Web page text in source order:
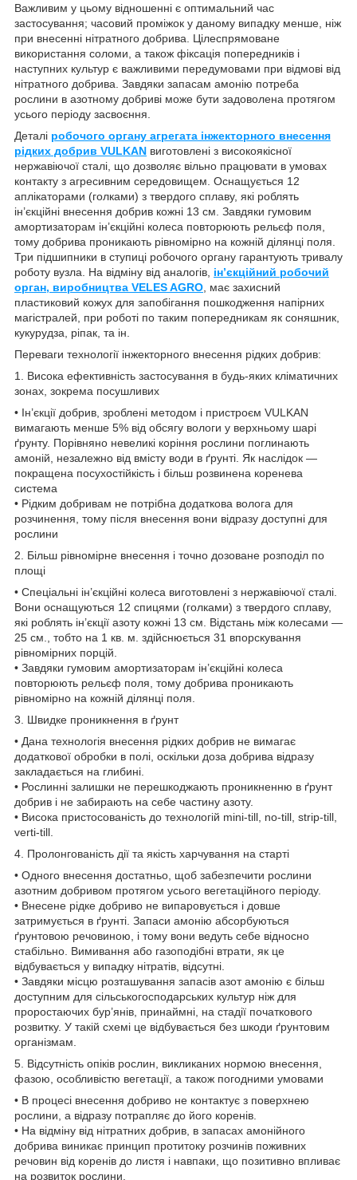
Важливим у цьому відношенні є оптимальний час
застосування; часовий проміжок у даному випадку менше, ніж
при внесенні нітратного добрива. Цілеспрямоване
використання соломи, а також фіксація попередників і
наступних культур є важливими передумовами при відмові від
нітратного добрива. Завдяки запасам амонію потреба
рослини в азотному добриві може бути задоволена протягом
усього періоду засвоєння.
Деталі робочого органу агрегата інжекторного внесення
рідких добрив VULKAN виготовлені з високоякісної
нержавіючої сталі, що дозволяє вільно працювати в умовах
контакту з агресивним середовищем. Оснащується 12
аплікаторами (голками) з твердого сплаву, які роблять
ін’єкційні внесення добрив кожні 13 см. Завдяки гумовим
амортизаторам ін’єкційні колеса повторюють рельєф поля,
тому добрива проникають рівномірно на кожній ділянці поля.
Три підшипники в ступиці робочого органу гарантують тривалу
роботу вузла. На відміну від аналогів, ін’єкційний робочий
орган, виробництва VELES AGRO , має захисний
пластиковий кожух для запобігання пошкодження напірних
магістралей, при роботі по таким попередникам як соняшник,
кукурудза, ріпак, та ін.
Переваги технології інжекторного внесення рідких добрив:
1. Висока ефективність застосування в будь-яких кліматичних
зонах, зокрема посушливих
• Ін’єкції добрив, зроблені методом і пристроєм VULKAN
вимагають менше 5% від обсягу вологи у верхньому шарі
ґрунту. Порівняно невеликі коріння рослини поглинають
амоній, незалежно від вмісту води в ґрунті. Як наслідок —
покращена посухостійкість і більш розвинена коренева
система
• Рідким добривам не потрібна додаткова волога для
розчинення, тому після внесення вони відразу доступні для
рослини
2. Більш рівномірне внесення і точно дозоване розподіл по
площі
• Спеціальні ін’єкційні колеса виготовлені з нержавіючої сталі.
Вони оснащуються 12 спицями (голками) з твердого сплаву,
які роблять ін’єкції азоту кожні 13 см. Відстань між колесами —
25 см., тобто на 1 кв. м. здійснюється 31 впорскування
рівномірних порцій.
• Завдяки гумовим амортизаторам ін’єкційні колеса
повторюють рельєф поля, тому добрива проникають
рівномірно на кожній ділянці поля.
3. Швидке проникнення в ґрунт
• Дана технологія внесення рідких добрив не вимагає
додаткової обробки в полі, оскільки доза добрива відразу
закладається на глибині.
• Рослинні залишки не перешкоджають проникненню в ґрунт
добрив і не забирають на себе частину азоту.
• Висока пристосованість до технологій mini-till, no-till, strip-till,
verti-till.
4. Пролонгованість дії та якість харчування на старті
• Одного внесення достатньо, щоб забезпечити рослини
азотним добривом протягом усього вегетаційного періоду.
• Внесене рідке добриво не випаровується і довше
затримується в ґрунті. Запаси амонію абсорбуються
ґрунтовою речовиною, і тому вони ведуть себе відносно
стабільно. Вимивання або газоподібні втрати, як це
відбувається у випадку нітратів, відсутні.
• Завдяки місцю розташування запасів азот амонію є більш
доступним для сільськогосподарських культур ніж для
проростаючих бур’янів, принаймні, на стадії початкового
розвитку. У такій схемі це відбувається без шкоди ґрунтовим
організмам.
5. Відсутність опіків рослин, викликаних нормою внесення,
фазою, особливістю вегетації, а також погодними умовами
• В процесі внесення добриво не контактує з поверхнею
рослини, а відразу потрапляє до його коренів.
• На відміну від нітратних добрив, в запасах амонійного
добрива виникає принцип протитоку розчинів поживних
речовин від коренів до листя і навпаки, що позитивно впливає
на розвиток рослини.